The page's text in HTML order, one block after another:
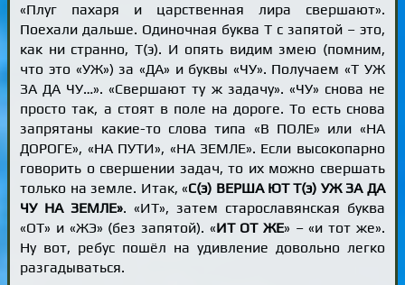
«Плуг пахаря и царственная лира свершают».
Поехали дальше. Одиночная буква Т с запятой – это,
как ни странно, Т(э). И опять видим змею (помним,
что это «УЖ») за «ДА» и буквы «ЧУ». Получаем «Т УЖ
ЗА ДА ЧУ…». «Свершают ту ж задачу». «ЧУ» снова не
просто так, а стоят в поле на дороге. То есть снова
запрятаны какие-то слова типа «В ПОЛЕ» или «НА
ДОРОГЕ», «НА ПУТИ», «НА ЗЕМЛЕ». Если высокопарно
говорить о свершении задач, то их можно свершать
только на земле. Итак, «С(э) ВЕРША ЮТ Т(э) УЖ ЗА ДА
ЧУ НА ЗЕМЛЕ». «ИТ», затем старославянская буква
«ОТ» и «ЖЭ» (без запятой). «ИТ ОТ ЖЕ» – «и тот же».
Ну вот, ребус пошёл на удивление довольно легко
разгадываться.